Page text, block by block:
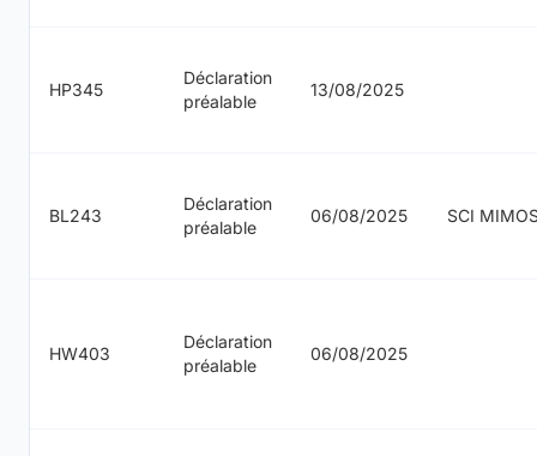
HP345
Déclaration
préalable
13/08/2025
BL243
Déclaration
préalable
06/08/2025 SCI
HW403
Déclaration
préalable
06/08/2025